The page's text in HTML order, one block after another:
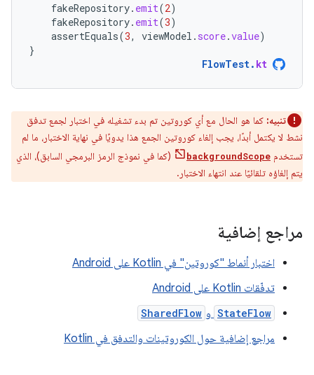
fakeRepository. emit(2)
fakeRepository. emit(3)
assertEquals(3, viewModel . score.value)
}
FlowTest. kt
تنبيه: كما هو الحال مع أي كوروتين تم بدء تشغيله في اختبار لجمع تدفق
نشط لا يكتمل أبدًا، يجب إلغاء كوروتين الجمع هذا يدويًا في نهاية الاختبار، ما لم
تستخدم backgroundScope
(كما في نموذج الرمز البرمجي السابق)، الذي
يتم إلغاؤه تلقائيًا عند انتهاء الاختبار.
مراجع إضافية
اختبار أنماط "كوروتين" في Kotlin على Android
تدفّقات Kotlin على Android
StateFlow و SharedFlow
مراجع إضافية حول الكوروتينات والتدفق في Kotlin